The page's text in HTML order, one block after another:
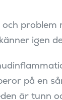
problem
igen
på en
är tunn